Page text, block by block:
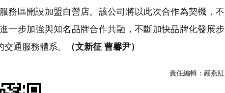
務區開設加盟自營店。該公司將以此次合作為契機，不
一步加強與知名品牌合作共融，不斷加快品牌化發展步
通服務體系。
（文新征 曹馨尹）
責任編輯： 嚴燕紅